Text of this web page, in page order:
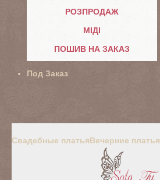
РОЗПРОДАЖ
МІДІ
ПОШИВ НА ЗАКАЗ
Под Заказ
Свадебные платьяВечерние платья